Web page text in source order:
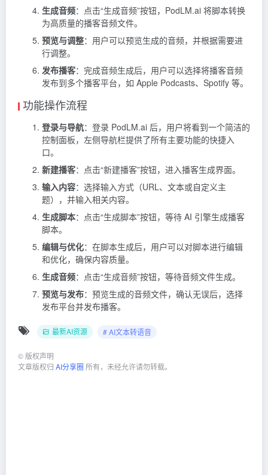
生成音频：点击“生成音频”按钮，PodLM.ai 将脚本转换
为高质量的播客音频文件。
预览与调整：用户可以预览生成的音频，并根据需要进
行调整。
发布播客：完成音频生成后，用户可以选择将播客音频
发布到多个播客平台，如 Apple Podcasts、Spotify 等。
功能操作流程
登录与导航：登录 PodLM.ai 后，用户将看到一个简洁的
控制面板，左侧导航栏提供了所有主要功能的快捷入
口。
新建播客：点击“新建播客”按钮，进入播客生成界面。
输入内容：选择输入方式（URL、文本或自定义主
题），并输入相关内容。
生成脚本：点击“生成脚本”按钮，等待 AI 引擎生成播客
脚本。
编辑与优化：在脚本生成后，用户可以对脚本进行编辑
和优化，确保内容质量。
生成音频：点击“生成音频”按钮，等待音频文件生成。
预览与发布：预览生成的音频文件，确认无误后，选择
发布平台并发布播客。
最新AI资源 # AI文本转语音
© 版权声明
文章版权归 AI分享圈 所有，未经允许请勿转载。